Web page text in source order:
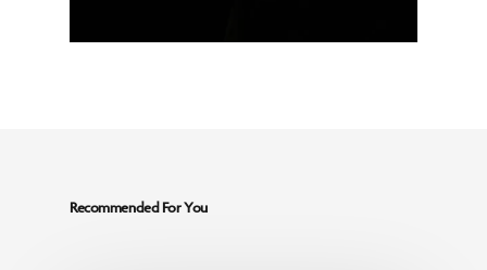
Recommended For You